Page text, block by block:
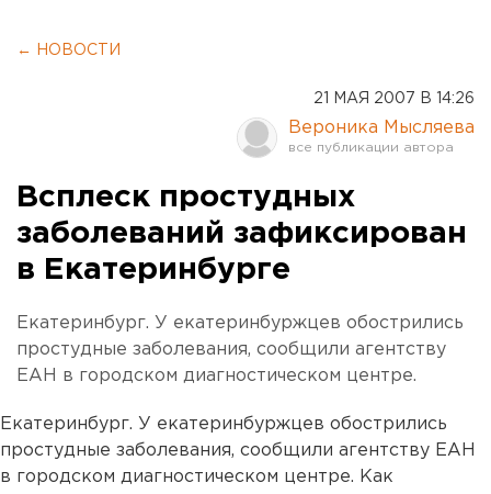
← НОВОСТИ
21 МАЯ 2007 В 14:26
Вероника Мысляева
Всплеск простудных
заболеваний зафиксирован
в Екатеринбурге
Екатеринбург. У екатеринбуржцев обострились
простудные заболевания, сообщили агентству
ЕАН в городском диагностическом центре.
Екатеринбург. У екатеринбуржцев обострились
простудные заболевания, сообщили агентству ЕАН
в городском диагностическом центре. Как